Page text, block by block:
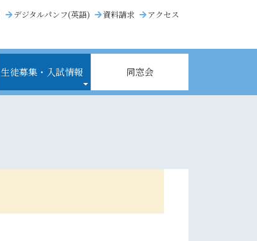
デジタルパンフ(英語) 資料請求 アクセス
生徒募集・入試情報 同窓会